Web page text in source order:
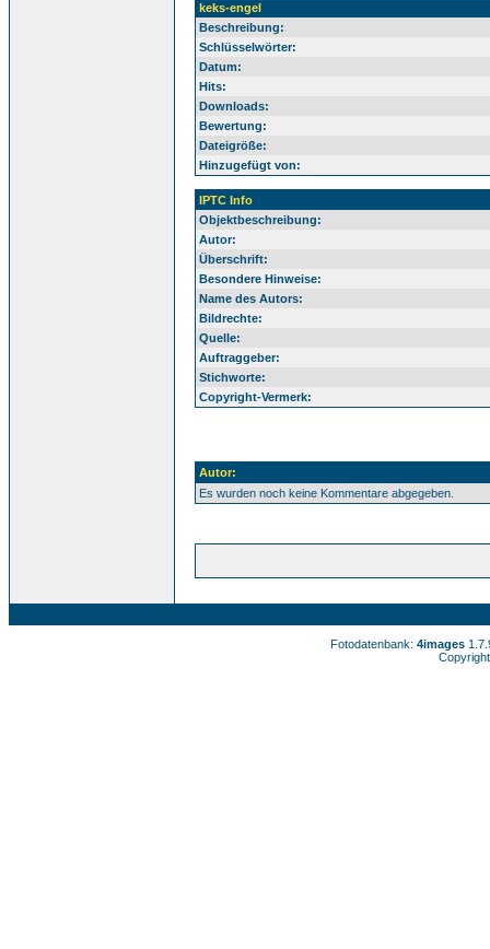
keks-engel
Beschreibung:
Schlüsselwörter:
Datum:
Hits:
Downloads:
Bewertung:
Dateigröße:
Hinzugefügt von:
IPTC Info
Objektbeschreibung:
Autor:
Überschrift:
Besondere Hinweise:
Name des Autors:
Bildrechte:
Quelle:
Auftraggeber:
Stichworte:
Copyright-Vermerk:
Autor:
Es wurden noch keine Kommentare abgegeben.
Fotodatenbank: 4images